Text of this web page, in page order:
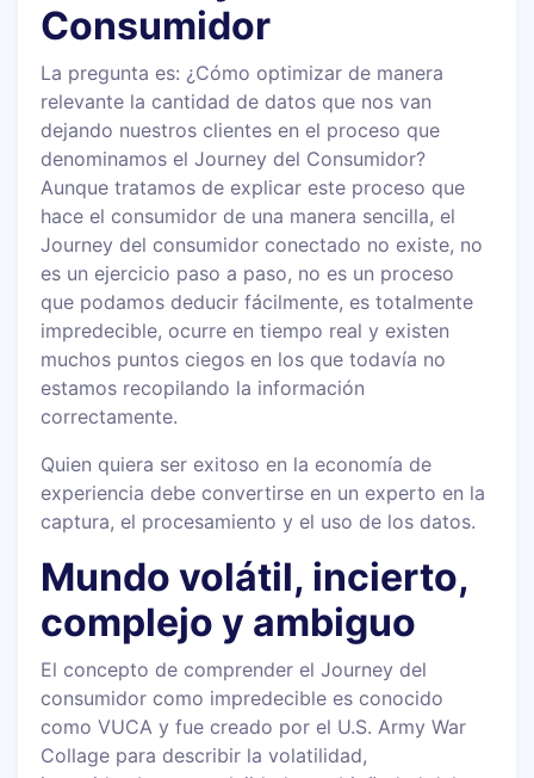
Consumidor
La pregunta es: ¿Cómo optimizar de manera
relevante la cantidad de datos que nos van
dejando nuestros clientes en el proceso que
denominamos el Journey del Consumidor?
Aunque tratamos de explicar este proceso que
hace el consumidor de una manera sencilla, el
Journey del consumidor conectado no existe, no
es un ejercicio paso a paso, no es un proceso
que podamos deducir fácilmente, es totalmente
impredecible, ocurre en tiempo real y existen
muchos puntos ciegos en los que todavía no
estamos recopilando la información
correctamente.
Quien quiera ser exitoso en la economía de
experiencia debe convertirse en un experto en la
captura, el procesamiento y el uso de los datos.
Mundo volátil, incierto,
complejo y ambiguo
El concepto de comprender el Journey del
consumidor como impredecible es conocido
como VUCA y fue creado por el U.S. Army War
Collage para describir la volatilidad,